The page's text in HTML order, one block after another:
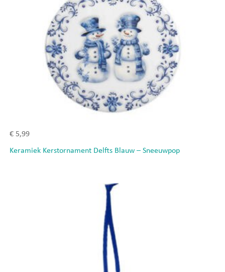
€5,99
Keramiek Kerstornament Delfts Blauw – Sneeuwpop